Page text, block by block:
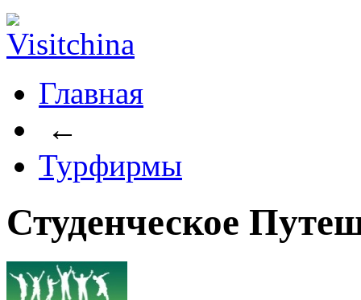
Главная
←
Турфирмы
Студенческое